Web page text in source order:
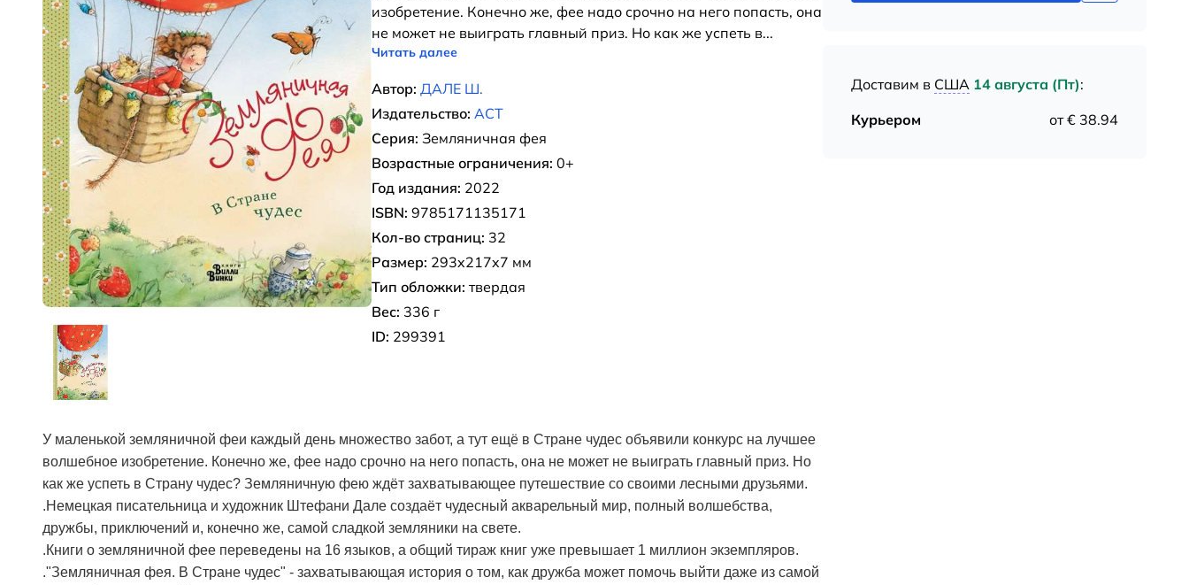
изобретение. Конечно же, фее надо срочно на него попасть, она
не может не выиграть главный приз. Но как же успеть в...
Читать далее
Автор: ДАЛЕ Ш.
Издательство: АСТ
Серия: Земляничная фея
Возрастные ограничения: 0+
Год издания: 2022
ISBN: 9785171135171
Кол-во страниц: 32
Размер: 293x217x7 мм
Тип обложки: твердая
Вес: 336 г
ID: 299391
У маленькой земляничной феи каждый день множество забот, а тут ещё в Cтране чудес объявили конкурс на лучшее
волшебное изобретение. Конечно же, фее надо срочно на него попасть, она не может не выиграть главный приз. Но
как же успеть в Страну чудес? Земляничную фею ждёт захватывающее путешествие со своими лесными друзьями.
.Немецкая писательница и художник Штефани Дале создаёт чудесный акварельный мир, полный волшебства,
дружбы, приключений и, конечно же, самой сладкой земляники на свете.
.Книги о земляничной фее переведены на 16 языков, а общий тираж книг уже превышает 1 миллион экземпляров.
."Земляничная фея. В Стране чудес" - захватывающая история о том, как дружба может помочь выйти даже из самой
Доставим в США 14 августа (Пт):
Курьером
от € 38.94